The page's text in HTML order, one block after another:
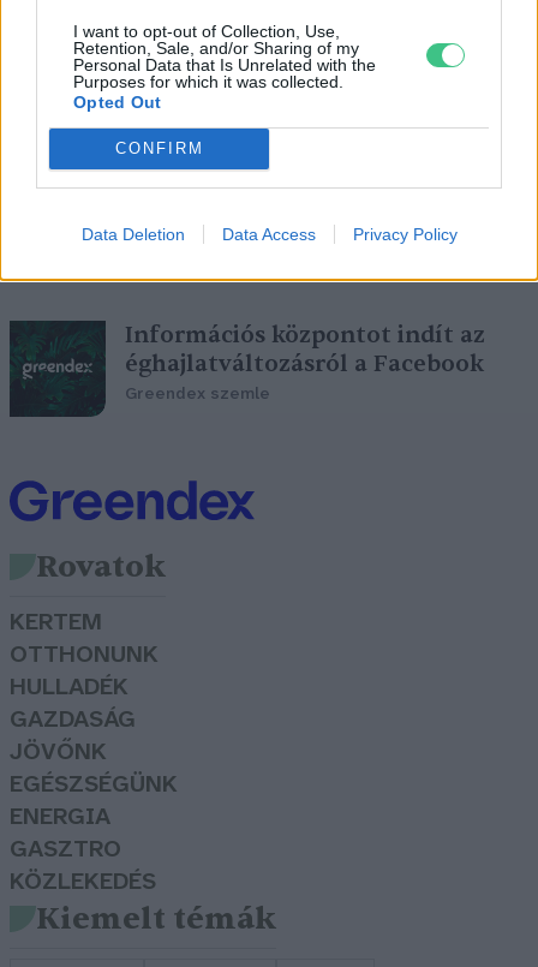
I want to opt-out of Collection, Use,
Retention, Sale, and/or Sharing of my
Personal Data that Is Unrelated with the
Purposes for which it was collected.
Opted Out
CONFIRM
Data Deletion Data Access Privacy Policy
Meddig tart a szabad akaratunk,
ha a közösségi platformokon
élünk? – Netflix: The social
dilemma
Információs központot indít az
éghajlatváltozásról a Facebook
Greendex szemle
Rovatok
KERTEM
OTTHONUNK
HULLADÉK
GAZDASÁG
JÖVŐNK
EGÉSZSÉGÜNK
ENERGIA
GASZTRO
KÖZLEKEDÉS
Kiemelt témák